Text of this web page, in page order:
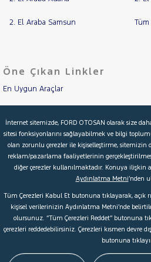
MAN
MOTORSIKLET
NISSAN
PEUGEOT
RENAULT
SSANGYONG
SUBARU
TESLA
2. El Araba Samsun
Öne Çıkan Linkler
En Uygun Araçlar
İkinci El Garanti
Kampanyalar
Kredi Hesaplama & Başvuru
© 2026 Ford Türkiye Ford Kurumsal
Şartlar & Kişisel Verilerin Korunması
İnternet sitemizde, FORD OTOSAN olarak size
sitesi fonksiyonlarını sağlayabilmek ve bilgi
olan zorunlu çerezler ile kişiselleştirme, sitemizin
reklam/pazarlama faaliyetlerinin
diğer çerezler kullanılmaktadır. Konuya ilişkin
Aydınlatma Metni’nden
Tüm Çerezleri Kabul Et butonuna tıklayarak, açık
kişisel verilerinizin Aydınlatma Metni’nde
olursunuz. “Tüm Çerezleri Reddet” butonuna
çerezleri reddedebilirsiniz. Çerezleri kısmen devre
butonuna